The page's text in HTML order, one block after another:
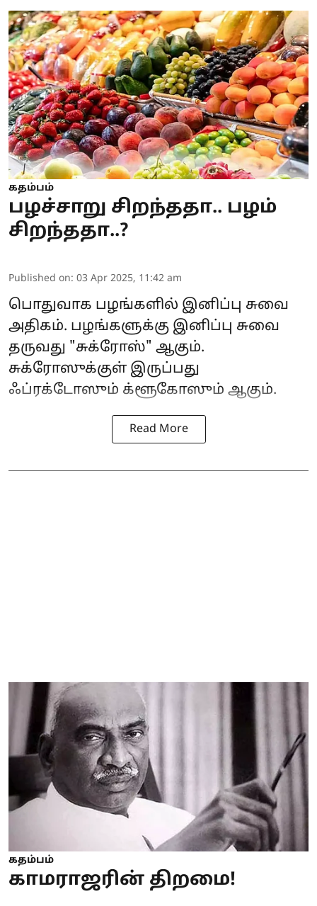
கதம்பம்
பழச்சாறு சிறந்ததா.. பழம்
சிறந்ததா..?
Published on: 03 Apr 2025, 11:42 am
பொதுவாக பழங்களில் இனிப்பு சுவை
அதிகம். பழங்களுக்கு இனிப்பு சுவை
தருவது "சுக்ரோஸ்" ஆகும்.
சுக்ரோஸுக்குள் இருப்பது
ஃப்ரக்டோஸும் க்ளூகோஸும் ஆகும்.
Read More
கதம்பம்
காமராஜரின் திறமை!